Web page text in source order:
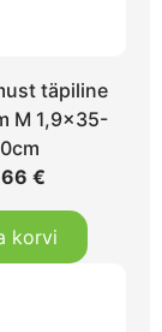
täpiline
M 1,9×35-
€
korvi